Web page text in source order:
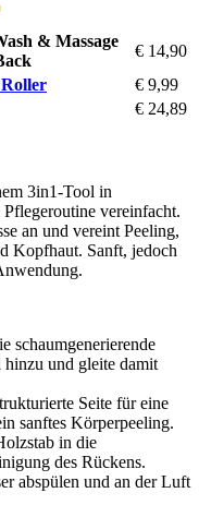
& Massage
€ 14,90
€ 9,99
€ 24,89
3in1-Tool in
vereinfacht.
an und vereint Peeling,
Kopfhaut. Sanft, jedoch
schaumgenerierende
und gleite damit
Seite für eine
sanftes Körperpeeling.
in die
des Rückens.
abspülen und an der Luft